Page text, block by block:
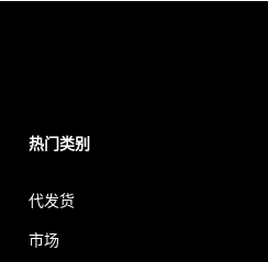
热门类别
代发货
市场